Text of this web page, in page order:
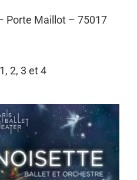
Porte Maillot – 75017
2, 3 et 4